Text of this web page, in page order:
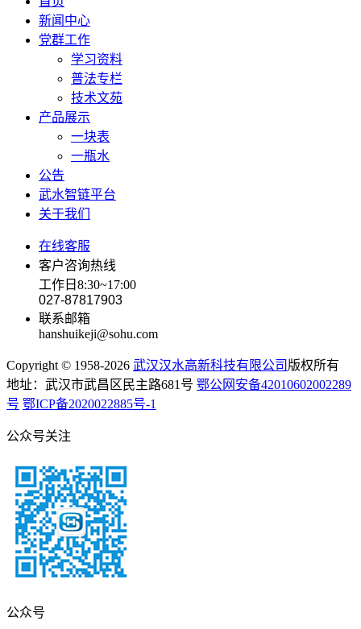
新闻中心
党群工作
学习资料
普法专栏
技术文苑
产品展示
一块表
一瓶水
公告
武水智链平台
关于我们
在线客服
客户咨询热线
工作日8:30~17:00
027-87817903
联系邮箱
hanshuikeji@sohu.com
Copyright © 1958-2026 武汉汉水高新科技有限公司 版权所有
地址：武汉市武昌区民主路681号 鄂公网安备42010602002289
号 鄂ICP备2020022885号-1
公众号关注
公众号